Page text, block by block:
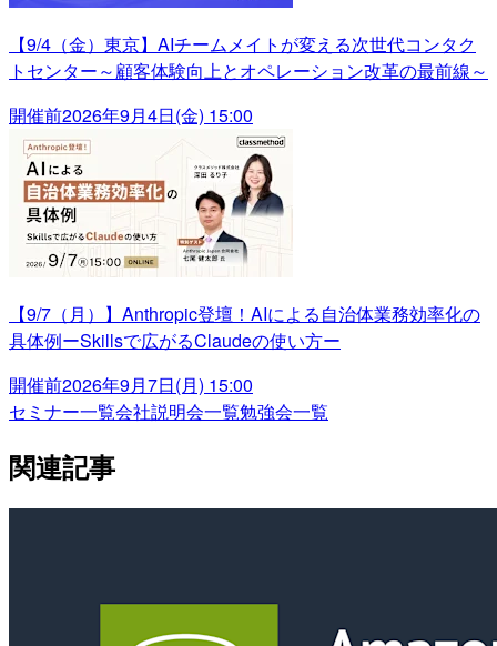
【9/4（金）東京】AIチームメイトが変える次世代コンタク
トセンター～顧客体験向上とオペレーション改革の最前線～
開催前2026年9月4日(金) 15:00
【9/7（月）】Anthropic登壇！AIによる自治体業務効率化の
具体例ーSkillsで広がるClaudeの使い方ー
開催前2026年9月7日(月) 15:00
セミナー一覧会社説明会一覧勉強会一覧
関連記事